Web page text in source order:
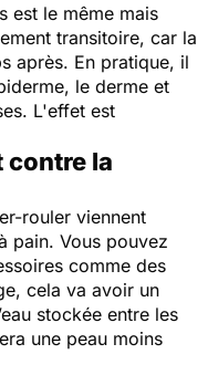
est le même mais
transitoire, car la
après. En pratique, il
le derme et
L'effet est
contre la
rouler viennent
pain. Vous pouvez
comme des
cela va avoir un
stockée entre les
une peau moins